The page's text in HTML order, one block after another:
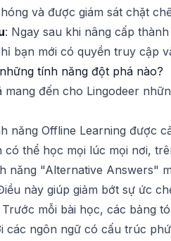
và được giám sát chặt
: Ngay sau khi nâng cấp
bạn mới có quyền truy cập
tính năng đột phá nào?
đến cho Lingodeer
năng Offline Learning được
thể học mọi lúc mọi nơi,
năng "Alternative Answers"
này giúp giảm bớt sự ức
Trước mỗi bài học, các bảng
các ngôn ngữ có cấu trúc